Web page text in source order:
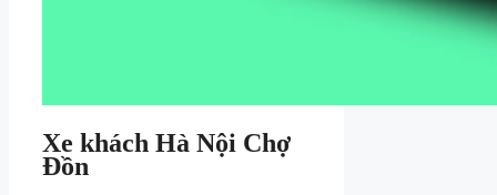
Xe khách Hà Nội Chợ
Đồn